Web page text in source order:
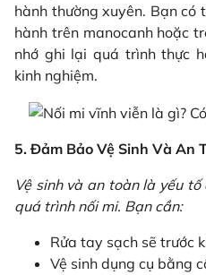
hành thường xuyên. Bạn
hành trên manocanh hoặc
nhớ ghi lại quá trình thực
kinh nghiệm.
5. Đảm Bảo Vệ Sinh Và An
Vệ sinh và an toàn là yếu
quá trình nối mi. Bạn cần:
Rửa tay sạch sẽ trước
Vệ sinh dụng cụ bằng